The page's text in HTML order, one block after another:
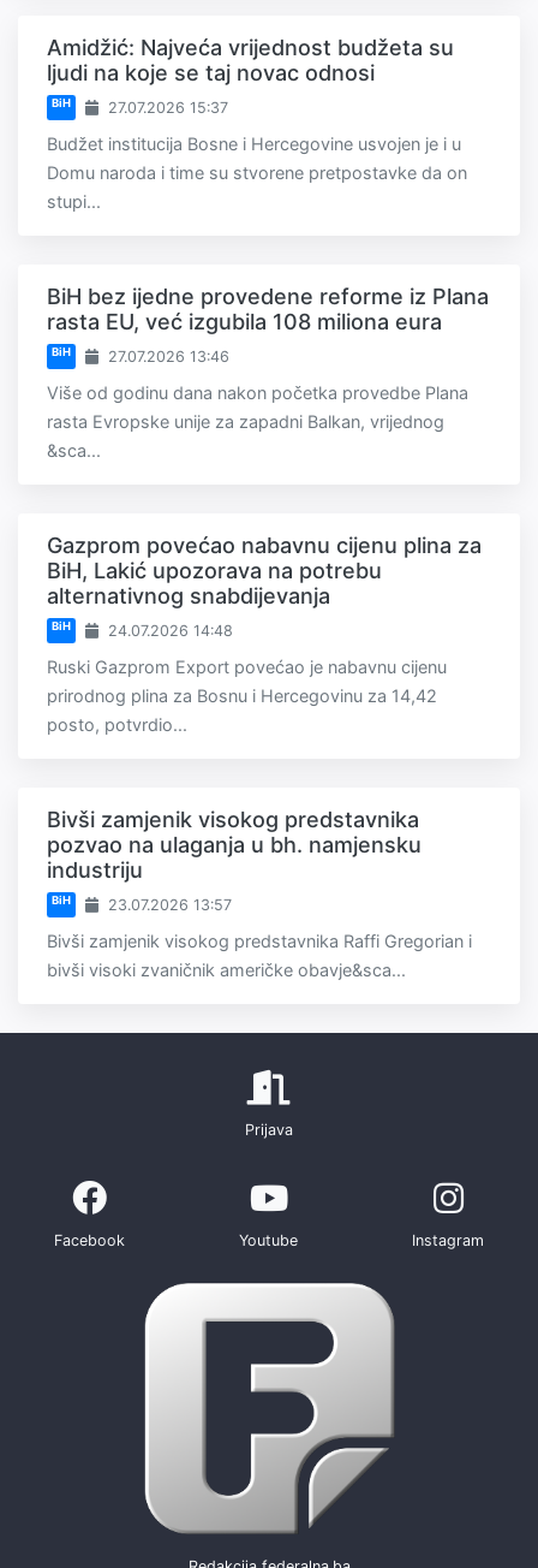
Amidžić: Najveća vrijednost budžeta su
ljudi na koje se taj novac odnosi
BiH 27.07.2026 15:37
Budžet institucija Bosne i Hercegovine usvojen je i u
Domu naroda i time su stvorene pretpostavke da on
stupi...
BiH bez ijedne provedene reforme iz Plana
rasta EU, već izgubila 108 miliona eura
BiH 27.07.2026 13:46
Više od godinu dana nakon početka provedbe Plana
rasta Evropske unije za zapadni Balkan, vrijednog
&sca...
Gazprom povećao nabavnu cijenu plina za
BiH, Lakić upozorava na potrebu
alternativnog snabdijevanja
BiH 24.07.2026 14:48
Ruski Gazprom Export povećao je nabavnu cijenu
prirodnog plina za Bosnu i Hercegovinu za 14,42
posto, potvrdio...
Bivši zamjenik visokog predstavnika
pozvao na ulaganja u bh. namjensku
industriju
BiH 23.07.2026 13:57
Bivši zamjenik visokog predstavnika Raffi Gregorian i
bivši visoki zvaničnik američke obavje&sca...
Prijava
Facebook Youtube Instagram